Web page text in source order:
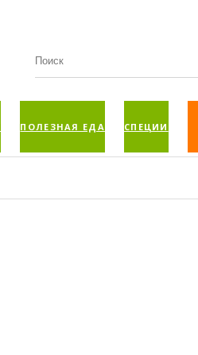
ПОЛЕЗНАЯ ЕДА СПЕЦИИ